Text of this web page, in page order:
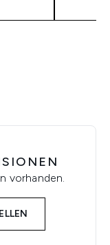
vorhanden.